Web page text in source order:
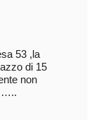
53 ,la
di 15
non
…..